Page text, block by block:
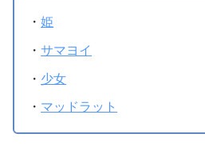
・姫
・サマヨイ
・ 少女
・ マッドラット